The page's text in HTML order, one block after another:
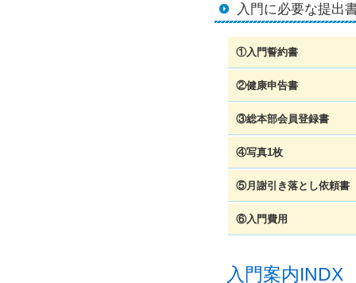
入門に必要な提出
①入門誓約書
②健康申告書
③総本部会員登録書
④写真1枚
⑤月謝引き落とし依頼書
⑥入門費用
入門案内INDX